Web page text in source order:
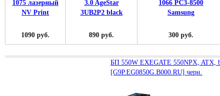
1090 руб. 890 руб. 300 руб.
БП 550W EXEGATE 550NPX, ATX,
[G9P.EG0850G.B000.RU] черн.